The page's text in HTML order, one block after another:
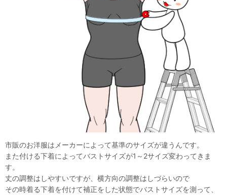
市販のお洋服はメーカーによって基準のサイズが違うんです。
また付ける下着によってバストサイズが1～2サイズ変わってきま
す。
丈の調整はしやすいですが、横方向の調整はしづらいので
その時着る下着を付けて補正をした状態でバストサイズを測って、